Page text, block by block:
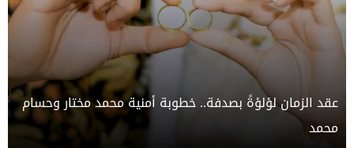
عقد الزمان لؤلؤةً بصدفة.. خطوبة أمنية محمد مختار وحسام
محمد